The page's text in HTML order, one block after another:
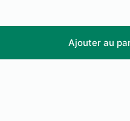
Ajouter au